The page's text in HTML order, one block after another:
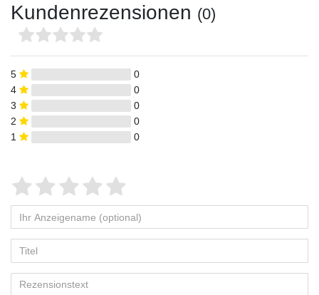
Kundenrezensionen (0)
5
0
4
0
3
0
2
0
1
0